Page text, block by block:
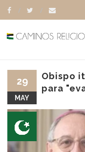
Obispo
para
29
MAY